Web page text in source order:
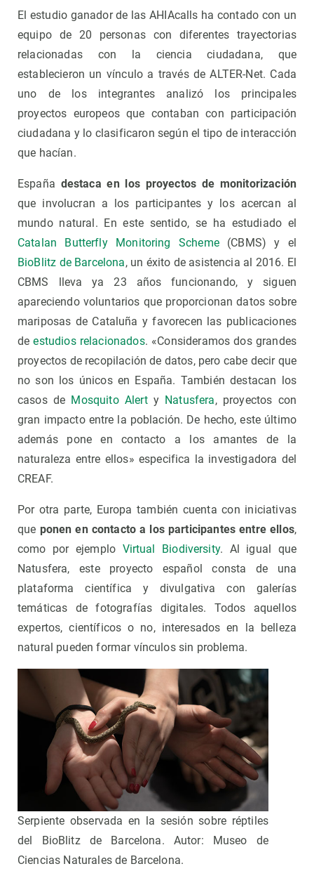
El estudio ganador de las AHIAcalls ha contado con un
equipo de 20 personas con diferentes trayectorias
relacionadas con la ciencia ciudadana, que
establecieron un vínculo a través de ALTER-Net. Cada
uno de los integrantes analizó los principales
proyectos europeos que contaban con participación
ciudadana y lo clasificaron según el tipo de interacción
que hacían.
España destaca en los proyectos de monitorización
que involucran a los participantes y los acercan al
mundo natural. En este sentido, se ha estudiado el
Catalan Butterfly Monitoring Scheme(CBMS) y el
BioBlitz de Barcelona, un éxito de asistencia al 2016. El
CBMS lleva ya 23 años funcionando, y siguen
apareciendo voluntarios que proporcionan datos sobre
mariposas de Cataluña y favorecen las publicaciones
deestudios relacionados. «Consideramos dos grandes
proyectos de recopilación de datos, pero cabe decir que
no son los únicos en España. También destacan los
casos de Mosquito Alerty Natusfera, proyectos con
gran impacto entre la población. De hecho, este último
además pone en contacto a los amantes de la
naturaleza entre ellos» especifica la investigadora del
CREAF.
Por otra parte, Europa también cuenta con iniciativas
que ponen en contacto a los participantes entre ellos,
como por ejemplo Virtual Biodiversity. Al igual que
Natusfera, este proyecto español consta de una
plataforma científica y divulgativa con galerías
temáticas de fotografías digitales. Todos aquellos
expertos, científicos o no, interesados en la belleza
natural pueden formar vínculos sin problema.
Serpiente observada en la sesión sobre réptiles
del BioBlitz de Barcelona. Autor: Museo de
Ciencias Naturales de Barcelona.